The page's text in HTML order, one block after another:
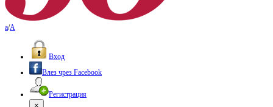
a/A
Вход
Влез чрез Facebook
Регистрация